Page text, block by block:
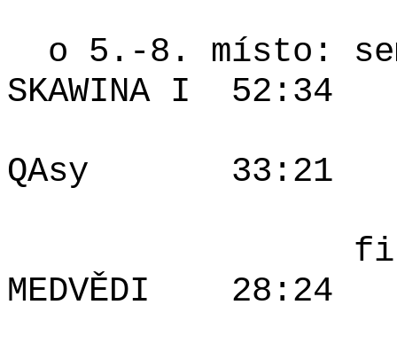
o 5.-8. místo:
SKAWINA I
52:34
QAsy
33:21
MEDVĚDI
28:24